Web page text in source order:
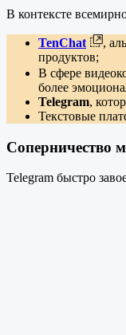
В контексте
TenChat
,
продуктов;
В сфере
более
Telegram,
Текстовые
Соперничество
Telegram быстро